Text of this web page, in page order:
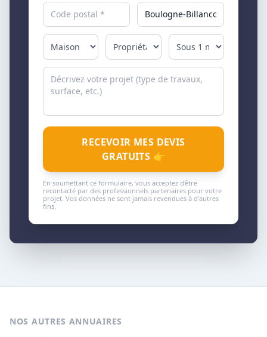
RECEVOIR MES DEVIS
GRATUITS 👉
En soumettant ce formulaire, vous acceptez d'être
recontacté par des professionnels partenaires pour votre
projet. Vos données ne sont jamais revendues à d'autres
fins.
NOS AUTRES ANNUAIRES